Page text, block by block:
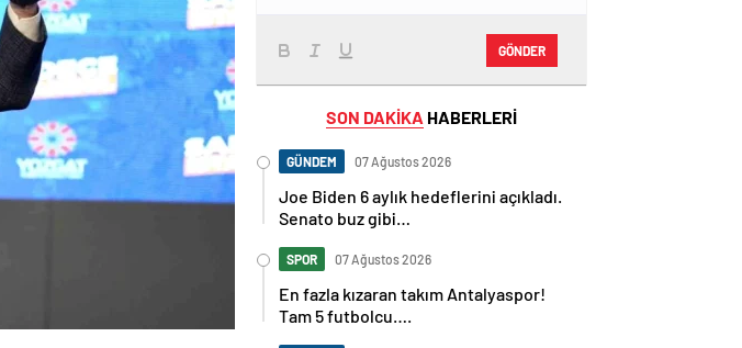
GÖNDER
SON DAKİKA HABERLERİ
GÜNDEM 07 Ağustos 2026
Joe Biden 6 aylık hedeflerini açıkladı.
Senato buz gibi…
SPOR 07 Ağustos 2026
En fazla kızaran takım Antalyaspor!
Tam 5 futbolcu….